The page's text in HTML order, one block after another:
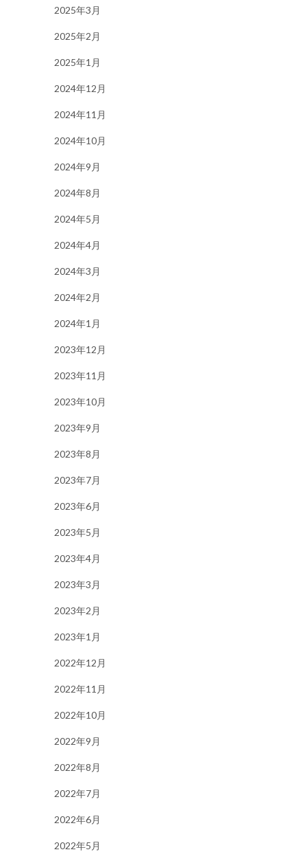
2025年3月
2025年2月
2025年1月
2024年12月
2024年11月
2024年10月
2024年9月
2024年8月
2024年5月
2024年4月
2024年3月
2024年2月
2024年1月
2023年12月
2023年11月
2023年10月
2023年9月
2023年8月
2023年7月
2023年6月
2023年5月
2023年4月
2023年3月
2023年2月
2023年1月
2022年12月
2022年11月
2022年10月
2022年9月
2022年8月
2022年7月
2022年6月
2022年5月